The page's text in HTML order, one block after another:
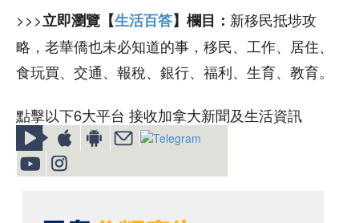
>>>立即瀏覽【生活百答】欄目： 新移民抵埗攻
略，老華僑也未必知道的事，移民、工作、居住、
食玩買、交通、報稅、銀行、福利、生育、教育。
點擊以下6大平台 接收加拿大新聞及生活資訊